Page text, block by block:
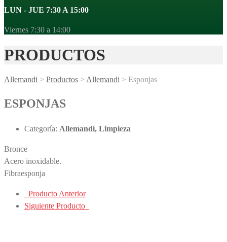
LUN - JUE 7:30 A 15:00
Viernes 7:30 a 14:00
PRODUCTOS
Allemandi > Productos > Allemandi > Esponjas
ESPONJAS
Categoría: Allemandi, Limpieza
Bronce
Acero inoxidable.
Fibraesponja
Producto Anterior
Siguiente Producto